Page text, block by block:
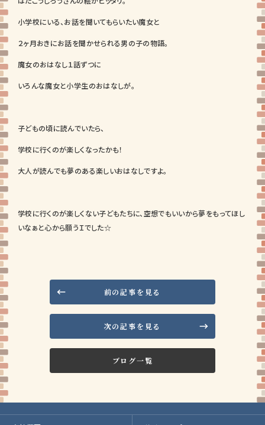
小学校にいる、お話を聞いてもらいたい魔女と
２ヶ月おきにお話を聞かせられる男の子の物語。
魔女のおはなし１話ずつに
いろんな魔女と小学生のおはなしが。
子どもの頃に読んでいたら、
学校に行くのが楽しくなったかも！
大人が読んでも夢のある楽しいおはなしですよ。
学校に行くのが楽しくない子どもたちに、空想でもいいから夢をもってほし
いなぁと心から願うＩでした☆
前の記事を見る
ブログ一覧
次の記事を見る